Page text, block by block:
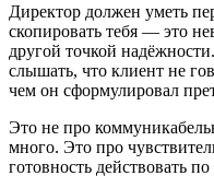
Директор должен уметь
скопировать тебя — это
другой точкой
слышать, что клиент не
чем он сформулировал
Это не про
много. Это про
готовность действовать